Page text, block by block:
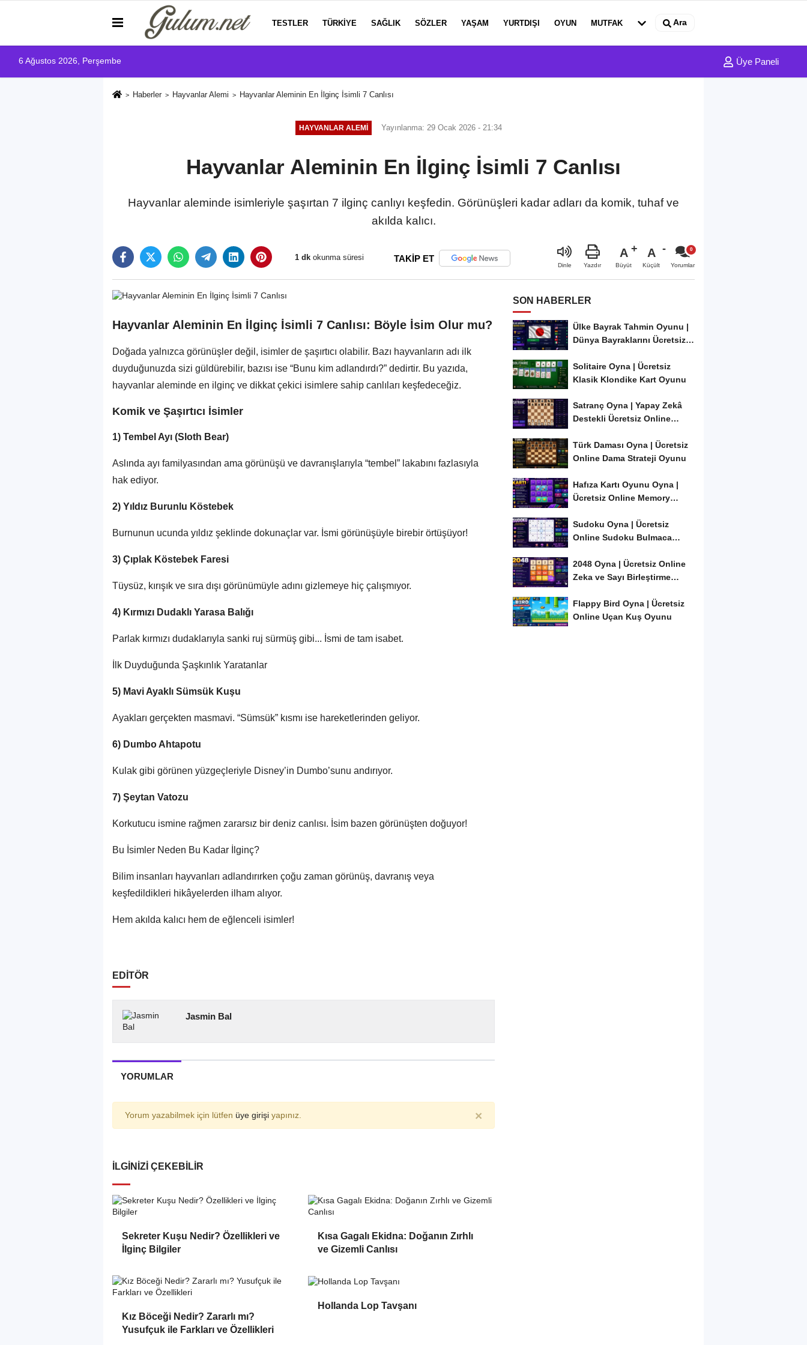
TESTLER TÜRKIYE SAĞLIK SÖZLER YAŞAM YURTDIŞI OYUN MUTFAK Ara
6 Ağustos 2026, Perşembe Üye Paneli
Haberler Hayvanlar Alemi Hayvanlar Aleminin En İlginç İsimli 7 Canlısı
HAYVANLAR ALEMI Yayınlanma: 29 Ocak 2026 - 21:34
Hayvanlar Aleminin En İlginç İsimli 7 Canlısı
Hayvanlar aleminde isimleriyle şaşırtan 7 ilginç canlıyı keşfedin. Görünüşleri kadar adları da komik, tuhaf ve
akılda kalıcı.
1 dk okunma süresi TAKİP ET
Dinle Yazdır
A
Büyüt
A
Küçült Yorumlar
Hayvanlar Aleminin En İlginç İsimli 7 Canlısı: Böyle İsim Olur mu?
Doğada yalnızca görünüşler değil, isimler de şaşırtıcı olabilir. Bazı hayvanların adı ilk
duyduğunuzda sizi güldürebilir, bazısı ise “Bunu kim adlandırdı?” dedirtir. Bu yazıda,
hayvanlar aleminde en ilginç ve dikkat çekici isimlere sahip canlıları keşfedeceğiz.
Komik ve Şaşırtıcı İsimler
1) Tembel Ayı (Sloth Bear)
Aslında ayı familyasından ama görünüşü ve davranışlarıyla “tembel” lakabını fazlasıyla
hak ediyor.
2) Yıldız Burunlu Köstebek
Burnunun ucunda yıldız şeklinde dokunaçlar var. İsmi görünüşüyle birebir örtüşüyor!
3) Çıplak Köstebek Faresi
Tüysüz, kırışık ve sıra dışı görünümüyle adını gizlemeye hiç çalışmıyor.
4) Kırmızı Dudaklı Yarasa Balığı
Parlak kırmızı dudaklarıyla sanki ruj sürmüş gibi... İsmi de tam isabet.
İlk Duyduğunda Şaşkınlık Yaratanlar
5) Mavi Ayaklı Sümsük Kuşu
Ayakları gerçekten masmavi. “Sümsük” kısmı ise hareketlerinden geliyor.
6) Dumbo Ahtapotu
Kulak gibi görünen yüzgeçleriyle Disney’in Dumbo’sunu andırıyor.
7) Şeytan Vatozu
Korkutucu ismine rağmen zararsız bir deniz canlısı. İsim bazen görünüşten doğuyor!
Bu İsimler Neden Bu Kadar İlginç?
Bilim insanları hayvanları adlandırırken çoğu zaman görünüş, davranış veya
keşfedildikleri hikâyelerden ilham alıyor.
Hem akılda kalıcı hem de eğlenceli isimler!
EDİTÖR
Jasmin Bal
YORUMLAR
Yorum yazabilmek için lütfen üye girişi yapınız. ×
İLGINIZI ÇEKEBILIR
Sekreter Kuşu Nedir? Özellikleri ve
İlginç Bilgiler
Kısa Gagalı Ekidna: Doğanın Zırhlı
ve Gizemli Canlısı
Kız Böceği Nedir? Zararlı mı?
Yusufçuk ile Farkları ve Özellikleri
Hollanda Lop Tavşanı
SON HABERLER
Ülke Bayrak Tahmin Oyunu |
Dünya Bayraklarını Ücretsiz
Solitaire Oyna | Ücretsiz
Klasik Klondike Kart Oyunu
Satranç Oyna | Yapay Zekâ
Destekli Ücretsiz Online
Türk Daması Oyna | Ücretsiz
Online Dama Strateji Oyunu
Hafıza Kartı Oyunu Oyna |
Ücretsiz Online Memory
Sudoku Oyna | Ücretsiz
Online Sudoku Bulmaca
2048 Oyna | Ücretsiz Online
Zeka ve Sayı Birleştirme
Flappy Bird Oyna | Ücretsiz
Online Uçan Kuş Oyunu